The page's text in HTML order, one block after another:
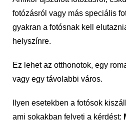
fotózásról vagy más speciális
gyakran a fotósnak kell
helyszínre.
Ez lehet az otthonotok, egy
vagy egy távolabbi város.
Ilyen esetekben a fotósok
ami sokakban felveti a kérdést: